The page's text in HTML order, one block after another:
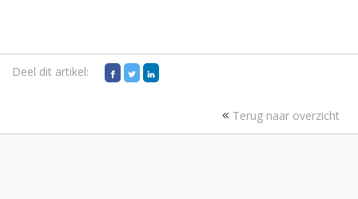
Deel dit artikel:
Terug naar overzicht